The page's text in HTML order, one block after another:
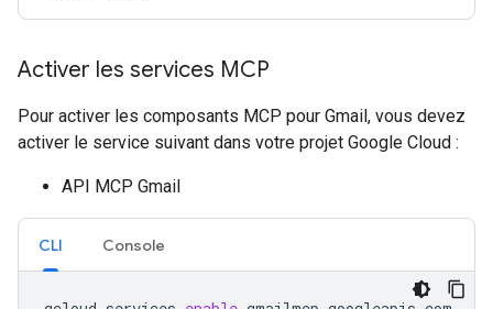
Activer les services MCP
Pour activer les composants MCP pour Gmail, vous devez
activer le service suivant dans votre projet Google Cloud :
API MCP Gmail
CLI Console